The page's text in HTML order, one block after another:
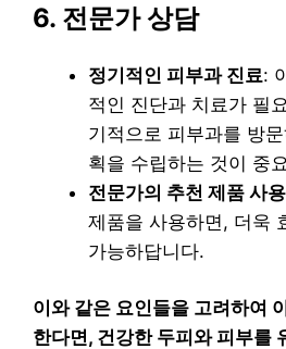
6. 전문가 상담
정기적인 피부과 진료:
적인 진단과 치료가 필
기적으로 피부과를 방
획을 수립하는 것이 중
전문가의 추천 제품 사용
제품을 사용하면, 더욱
가능하답니다.
이와 같은 요인들을 고려하여
한다면, 건강한 두피와 피부를